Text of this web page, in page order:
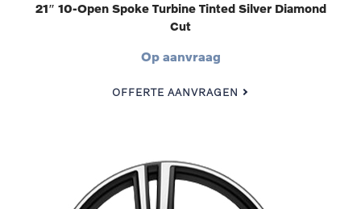
21″ 10-Open Spoke Turbine Tinted Silver Diamond
Cut
Op aanvraag
OFFERTE AANVRAGEN